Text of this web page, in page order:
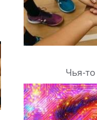
Чья-